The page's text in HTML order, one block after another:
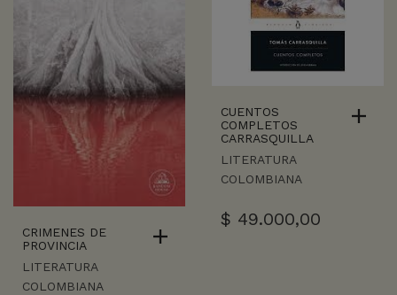
CRIMENES DE
PROVINCIA
LITERATURA
COLOMBIANA
CUENTOS
COMPLETOS
CARRASQUILLA
LITERATURA
COLOMBIANA
$ 49.000,00